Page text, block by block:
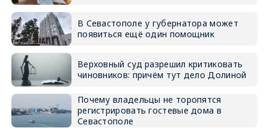
В Севастополе у губернатора может
появиться ещё один помощник
Верховный суд разрешил критиковать
чиновников: причём тут дело Долиной
Почему владельцы не торопятся
регистрировать гостевые дома в
Севастополе